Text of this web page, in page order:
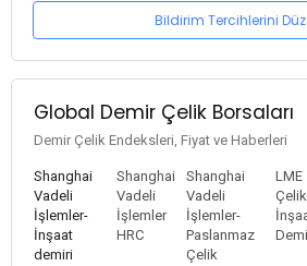
Bildirim Tercihlerini
Global Demir Çelik Borsaları
Demir Çelik Endeksleri, Fiyat ve Haberleri
Shanghai
Vadeli
İşlemler-
İnşaat
demiri
Shanghai
Vadeli
İşlemler
HRC
Shanghai
Vadeli
İşlemler-
Paslanmaz
Çelik
LME
Çelik